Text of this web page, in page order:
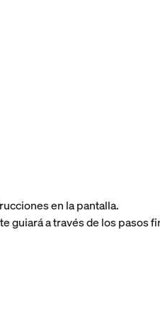
en la pantalla.
guiará a través de los pasos